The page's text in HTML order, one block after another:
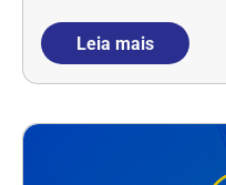
Leia mais